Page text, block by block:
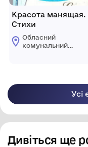
Красота манящая.
Стихи
Обласний
комунальний
Усі
Дивіться ще